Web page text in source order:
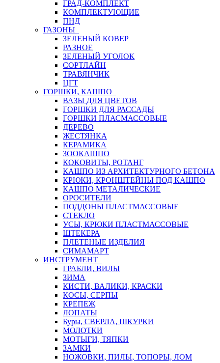
ГРАД-КОМПЛЕКТ
КОМПЛЕКТУЮЩИЕ
ПНД
ГАЗОНЫ
ЗЕЛЕНЫЙ КОВЕР
РАЗНОЕ
ЗЕЛЕНЫЙ УГОЛОК
СОРТЛАЙН
ТРАВЯНЧИК
ЦГТ
ГОРШКИ, КАШПО
ВАЗЫ ДЛЯ ЦВЕТОВ
ГОРШКИ ДЛЯ РАССАДЫ
ГОРШКИ ПЛАСМАССОВЫЕ
ДЕРЕВО
ЖЕСТЯНКА
КЕРАМИКА
ЗООКАШПО
КОКОВИТЫ, РОТАНГ
КАШПО ИЗ АРХИТЕКТУРНОГО БЕТОНА
КРЮКИ, КРОНШТЕЙНЫ ПОД КАШПО
КАШПО МЕТАЛИЧЕСКИЕ
ОРОСИТЕЛИ
ПОДДОНЫ ПЛАСТМАССОВЫЕ
СТЕКЛО
УСЫ, КРЮКИ ПЛАСТМАССОВЫЕ
ШТЕКЕРА
ПЛЕТЕНЫЕ ИЗДЕЛИЯ
СИМАМАРТ
ИНСТРУМЕНТ
ГРАБЛИ, ВИЛЫ
ЗИМА
КИСТИ, ВАЛИКИ, КРАСКИ
КОСЫ, СЕРПЫ
КРЕПЕЖ
ЛОПАТЫ
Буры, СВЕРЛА, ШКУРКИ
МОЛОТКИ
МОТЫГИ, ТЯПКИ
ЗАМКИ
НОЖОВКИ, ПИЛЫ, ТОПОРЫ, ЛОМ